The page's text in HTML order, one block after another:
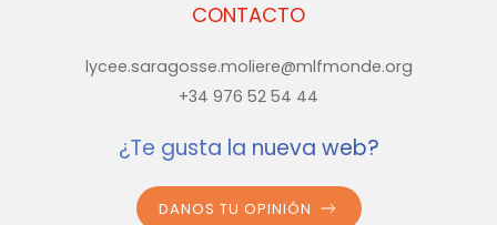
CONTACTO
lycee.saragosse.moliere@mlfmonde.org
+34 976 52 54 44
¿Te gusta la nueva web?
DANOS TU OPINIÓN